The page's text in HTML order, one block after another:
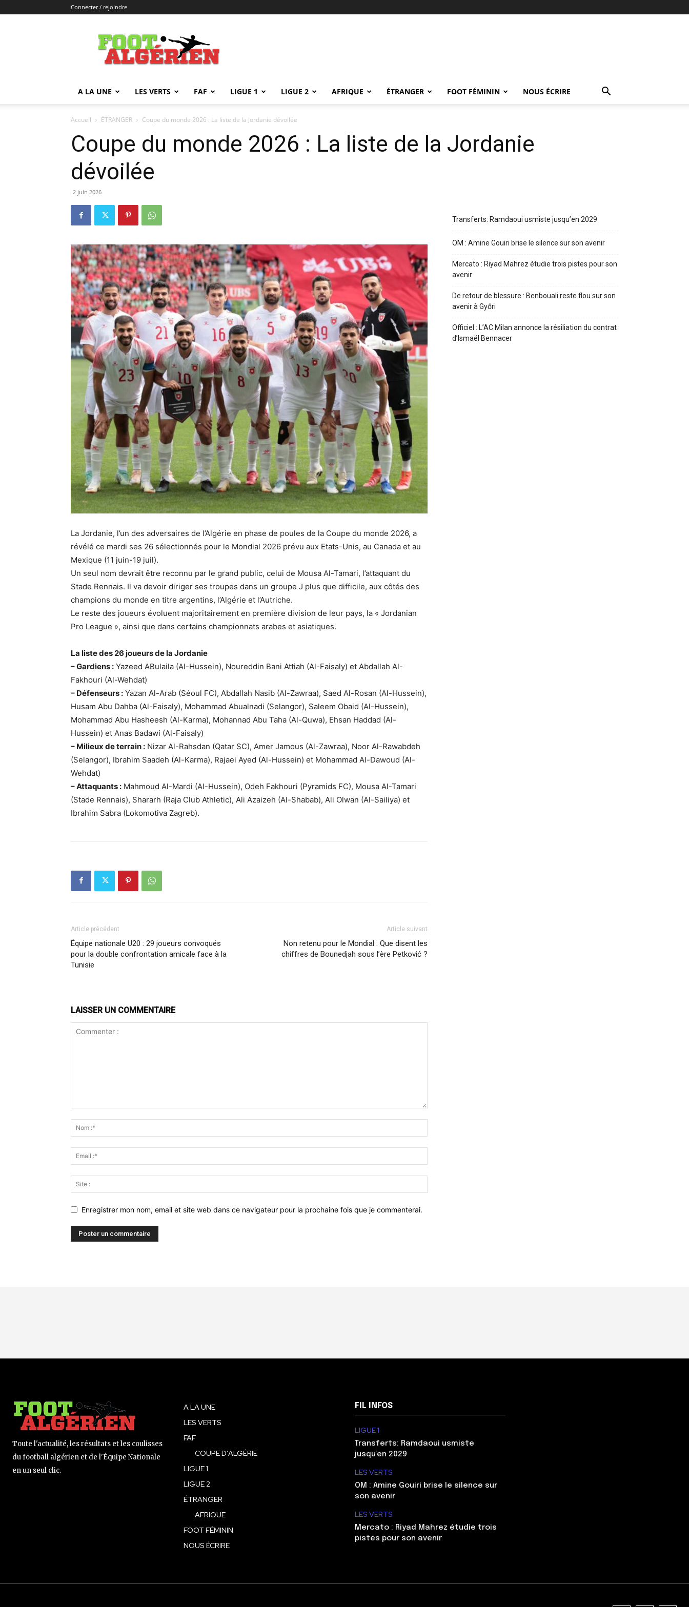
Connecter / rejoindre
FOOTALGERIEN
A LA UNE LES VERTS FAF LIGUE 1 LIGUE 2 AFRIQUE ÉTRANGER FOOT FÉMININ NOUS ÉCRIRE
Accueil ÉTRANGER Coupe du monde 2026 : La liste de la Jordanie dévoilée
Coupe du monde 2026 : La liste de la Jordanie
dévoilée
2 juin 2026
La Jordanie, l’un des adversaires de l’Algérie en phase de poules de la Coupe du monde 2026, a
révélé ce mardi ses 26 sélectionnés pour le Mondial 2026 prévu aux Etats-Unis, au Canada et au
Mexique (11 juin-19 juil).
Un seul nom devrait être reconnu par le grand public, celui de Mousa Al-Tamari, l’attaquant du
Stade Rennais. Il va devoir diriger ses troupes dans un groupe J plus que difficile, aux côtés des
champions du monde en titre argentins, l’Algérie et l’Autriche.
Le reste des joueurs évoluent majoritairement en première division de leur pays, la « Jordanian
Pro League », ainsi que dans certains championnats arabes et asiatiques.
La liste des 26 joueurs de la Jordanie
– Gardiens : Yazeed ABulaila (Al-Hussein), Noureddin Bani Attiah (Al-Faisaly) et Abdallah Al-
Fakhouri (Al-Wehdat)
– Défenseurs : Yazan Al-Arab (Séoul FC), Abdallah Nasib (Al-Zawraa), Saed Al-Rosan (Al-Hussein),
Husam Abu Dahba (Al-Faisaly), Mohammad Abualnadi (Selangor), Saleem Obaid (Al-Hussein),
Mohammad Abu Hasheesh (Al-Karma), Mohannad Abu Taha (Al-Quwa), Ehsan Haddad (Al-
Hussein) et Anas Badawi (Al-Faisaly)
– Milieux de terrain : Nizar Al-Rahsdan (Qatar SC), Amer Jamous (Al-Zawraa), Noor Al-Rawabdeh
(Selangor), Ibrahim Saadeh (Al-Karma), Rajaei Ayed (Al-Hussein) et Mohammad Al-Dawoud (Al-
Wehdat)
– Attaquants : Mahmoud Al-Mardi (Al-Hussein), Odeh Fakhouri (Pyramids FC), Mousa Al-Tamari
(Stade Rennais), Shararh (Raja Club Athletic), Ali Azaizeh (Al-Shabab), Ali Olwan (Al-Sailiya) et
Ibrahim Sabra (Lokomotiva Zagreb).
Article précédent
Équipe nationale U20 : 29 joueurs convoqués
pour la double confrontation amicale face à la
Tunisie
Article suivant
Non retenu pour le Mondial : Que disent les
chiffres de Bounedjah sous l’ère Petković ?
LAISSER UN COMMENTAIRE
Enregistrer mon nom, email et site web dans ce navigateur pour la prochaine fois que je commenterai.
Transferts: Ramdaoui usmiste jusqu’en 2029
OM : Amine Gouiri brise le silence sur son avenir
Mercato : Riyad Mahrez étudie trois pistes pour son
avenir
De retour de blessure : Benbouali reste flou sur son
avenir à Győri
Officiel : L’AC Milan annonce la résiliation du contrat
d’Ismaël Bennacer
Toute l'actualité, les résultats et les coulisses
du football algérien et de l'Équipe Nationale
en un seul clic.
A LA UNE
LES VERTS
FAF
COUPE D’ALGÉRIE
LIGUE 1
LIGUE 2
ÉTRANGER
AFRIQUE
FOOT FÉMININ
NOUS ÉCRIRE
FIL INFOS
LIGUE 1
Transferts: Ramdaoui usmiste
jusqu’en 2029
LES VERTS
OM : Amine Gouiri brise le silence sur
son avenir
LES VERTS
Mercato : Riyad Mahrez étudie trois
pistes pour son avenir